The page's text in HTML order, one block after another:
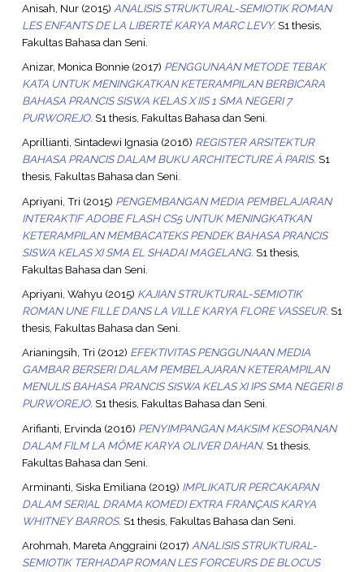
Anisah, Nur(2015) ANALISIS STRUKTURAL-SEMIOTIK ROMAN
LES ENFANTS DE LA LIBERTÉ KARYA MARC LEVY.S1 thesis,
Fakultas Bahasa dan Seni.
Anizar, Monica Bonnie(2017) PENGGUNAAN METODE TEBAK
KATA UNTUK MENINGKATKAN KETERAMPILAN BERBICARA
BAHASA PRANCIS SISWA KELAS X IIS 1 SMA NEGERI 7
PURWOREJO. S1 thesis, Fakultas Bahasa dan Seni.
Aprillianti, Sintadewi Ignasia(2016) REGISTER ARSITEKTUR
BAHASA PRANCIS DALAM BUKU ARCHITECTURE À PARIS. S1
thesis, Fakultas Bahasa dan Seni.
Apriyani, Tri (2015) PENGEMBANGAN MEDIA PEMBELAJARAN
INTERAKTIF ADOBE FLASH CS5 UNTUK MENINGKATKAN
KETERAMPILAN MEMBACATEKS PENDEK BAHASA PRANCIS
SISWA KELAS XI SMA EL SHADAI MAGELANG. S1 thesis,
Fakultas Bahasa dan Seni.
Apriyani, Wahyu (2015) KAJIAN STRUKTURAL-SEMIOTIK
ROMAN UNE FILLE DANS LA VILLE KARYA FLORE VASSEUR. S1
thesis, Fakultas Bahasa dan Seni.
Arianingsih, Tri (2012) EFEKTIVITAS PENGGUNAAN MEDIA
GAMBAR BERSERI DALAM PEMBELAJARAN KETERAMPILAN
MENULIS BAHASA PRANCIS SISWA KELAS XI IPS SMA NEGERI 8
PURWOREJO. S1 thesis, Fakultas Bahasa dan Seni.
Arifianti, Ervinda (2016) PENYIMPANGAN MAKSIM KESOPANAN
DALAM FILM LA MÔME KARYA OLIVER DAHAN. S1 thesis,
Fakultas Bahasa dan Seni.
Arminanti, Siska Emiliana (2019) IMPLIKATUR PERCAKAPAN
DALAM SERIAL DRAMA KOMEDI EXTRA FRANÇAIS KARYA
WHITNEY BARROS. S1 thesis, Fakultas Bahasa dan Seni.
Arohmah, Mareta Anggraini (2017) ANALISIS STRUKTURAL-
SEMIOTIK TERHADAP ROMAN LES FORCEURS DE BLOCUS